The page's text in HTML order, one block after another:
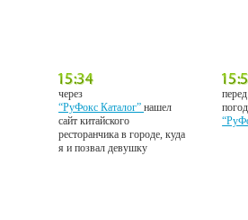
через
“РуФокс Каталог”нашел
сайт китайского
ресторанчика в городе, куда
я и позвал девушку